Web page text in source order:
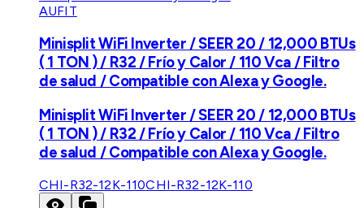
AUFIT
Minisplit WiFi Inverter / SEER 20 / 12,000 BTUs
( 1 TON ) / R32 / Frío y Calor / 110 Vca / Filtro
de salud / Compatible con Alexa y Google.
Minisplit WiFi Inverter / SEER 20 / 12,000 BTUs
( 1 TON ) / R32 / Frío y Calor / 110 Vca / Filtro
de salud / Compatible con Alexa y Google.
CHI-R32-12K-110CHI-R32-12K-110